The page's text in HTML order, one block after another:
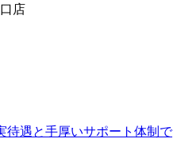
店
待遇と手厚いサポート体制で